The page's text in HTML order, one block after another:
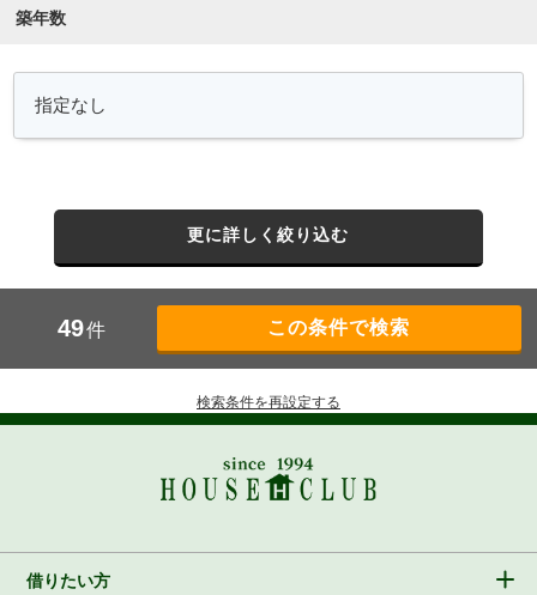
築年数
更に詳しく絞り込む
49件
検索条件を再設定する
借りたい方